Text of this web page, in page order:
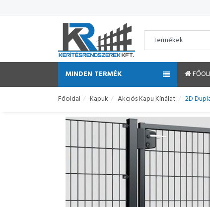
MINDEN TERMÉK
Főoldal Kapuk Akciós Kapu Kínálat 2D